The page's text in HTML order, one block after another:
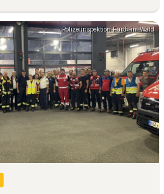
Polizeiinspektion Furth im Wald